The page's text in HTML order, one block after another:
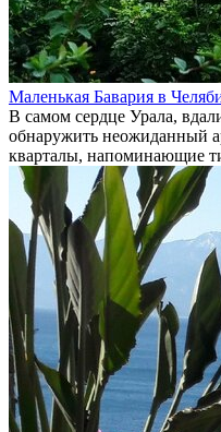
Маленькая Бавария в
В самом сердце Урала,
обнаружить неожиданный
кварталы, напоминающие